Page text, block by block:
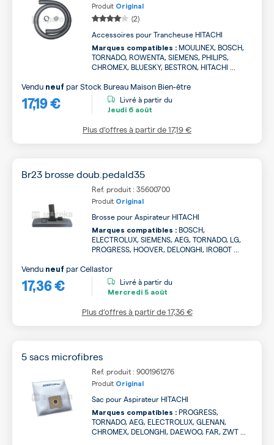
Produit Original
(2)
Accessoires pour Trancheuse HITACHI
Marques compatibles : MOULINEX, BOSCH,
TORNADO, ROWENTA, SIEMENS, PHILIPS,
CHROMEX, BLUESKY, BESTRON, HITACHI ...
17,19 €
Vendu neuf parStock Bureau Maison Bien-être
Livré à partir du
Jeudi 6 août
Plus d’offres à partir de17,19 €
Br23 brosse doub.pedald35
Ref. produit : 35600700
Produit Original
Brosse pour Aspirateur HITACHI
Marques compatibles : BOSCH,
ELECTROLUX, SIEMENS, AEG, TORNADO, LG,
PROGRESS, HOOVER, DELONGHI, IROBOT ...
17,36 €
Vendu neuf parCellastor
Livré à partir du
Mercredi 5 août
Plus d’offres à partir de17,36 €
5 sacs microfibres
Ref. produit : 9001961276
Produit Original
Sac pour Aspirateur HITACHI
Marques compatibles : PROGRESS,
TORNADO, AEG, ELECTROLUX, GLENAN,
CHROMEX, DELONGHI, DAEWOO, FAR, ZWT ...